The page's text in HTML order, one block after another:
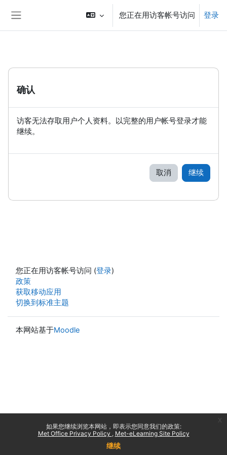
如果您继续浏览本网站，即表示您同意我们的政策:
Met Office Privacy Policy
Met-eLearning Site Policy
继续
您正在用访客帐号访问 登录
确认
访客无法存取用户个人资料。以完整的用户帐号登录才能
继续。
取消 继续
您正在用访客帐号访问 (登录)
政策
获取移动应用
切换到标准主题
本网站基于Moodle